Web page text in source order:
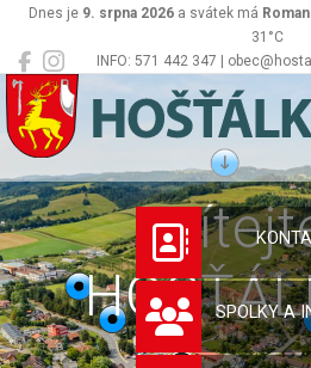
INFO: 571 442 347 |
Dnes je 9. srpna 2026 a svátek má Roman
31°C
Hošťálková
SPOLKY A